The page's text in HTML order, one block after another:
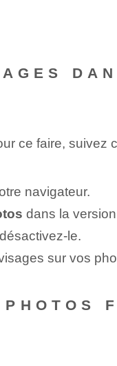
ce faire, suivez
navigateur.
dans la
le.
sur vos